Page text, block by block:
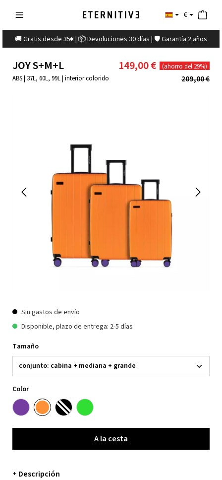
€
🚚 Gratis desde 35€ | 📦 Devoluciones 30 días | 🛡️ Garantía 2 años
JOY S+M+L
ABS | 37L, 60L, 99L | interior colorido
149,00 € (ahorro del 29%)
209,00 €
Sin gastos de envío
Disponible, plazo de entrega: 2-5 días
Tamaño
Color
A la cesta
A la cesta
+ Descripción